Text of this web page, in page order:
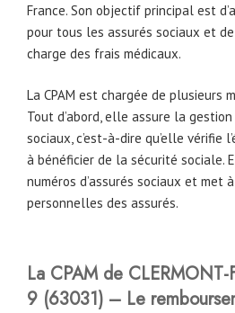
France. Son objectif principal est
pour tous les assurés sociaux et
charge des frais médicaux.
La CPAM est chargée de plusieurs
Tout d’abord, elle assure la
sociaux, c’est-à-dire qu’elle vérifie
à bénéficier de la sécurité sociale.
numéros d’assurés sociaux et met
personnelles des assurés.
La CPAM de CLERMONT-
9 (63031) – Le